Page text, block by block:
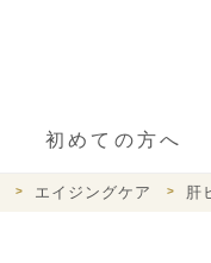
初めての方へ
エイジングケア 肝